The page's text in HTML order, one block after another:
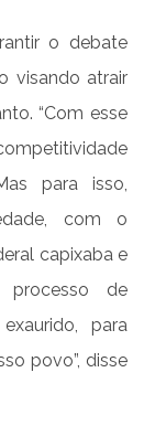
o debate
visando atrair
“Com esse
para isso,
com o
capixaba e
de
para
povo”, disse